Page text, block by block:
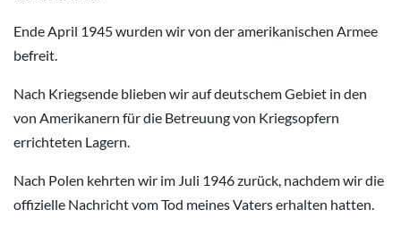
Ende April 1945 wurden wir von der amerikanischen Armee
befreit.
Nach Kriegsende blieben wir auf deutschem Gebiet in den
von Amerikanern für die Betreuung von Kriegsopfern
errichteten Lagern.
Nach Polen kehrten wir im Juli 1946 zurück, nachdem wir die
offizielle Nachricht vom Tod meines Vaters erhalten hatten.